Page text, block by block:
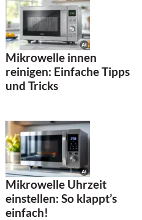
Mikrowelle innen
reinigen: Einfache Tipps
und Tricks
Mikrowelle Uhrzeit
einstellen: So klappt’s
einfach!